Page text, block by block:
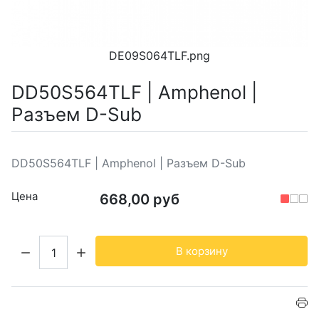
DE09S064TLF.png
DD50S564TLF | Amphenol |
Разъем D-Sub
DD50S564TLF | Amphenol | Разъем D-Sub
Цена 668,00 руб
В корзину